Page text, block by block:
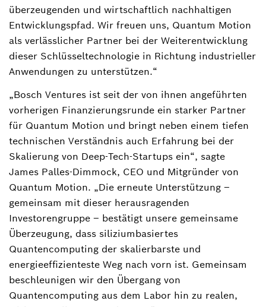
überzeugenden und wirtschaftlich nachhaltigen
Entwicklungspfad. Wir freuen uns, Quantum Motion
als verlässlicher Partner bei der Weiterentwicklung
dieser Schlüsseltechnologie in Richtung industrieller
Anwendungen zu unterstützen.“
„Bosch Ventures ist seit der von ihnen angeführten
vorherigen Finanzierungsrunde ein starker Partner
für Quantum Motion und bringt neben einem tiefen
technischen Verständnis auch Erfahrung bei der
Skalierung von Deep-Tech-Startups ein“, sagte
James Palles-Dimmock, CEO und Mitgründer von
Quantum Motion. „Die erneute Unterstützung –
gemeinsam mit dieser herausragenden
Investorengruppe – bestätigt unsere gemeinsame
Überzeugung, dass siliziumbasiertes
Quantencomputing der skalierbarste und
energieeffizienteste Weg nach vorn ist. Gemeinsam
beschleunigen wir den Übergang von
Quantencomputing aus dem Labor hin zu realen,